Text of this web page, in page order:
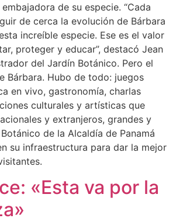
de su especie. “Cada
de cerca la evolución de Bárbara
increíble especie. Ese es el valor
proteger y educar”, destacó Jean
del Jardín Botánico. Pero el
Bárbara. Hubo de todo: juegos
en vivo, gastronomía, charlas
culturales y artísticas que
y extranjeros, grandes y
de la Alcaldía de Panamá
su infraestructura para dar la mejor
«Esta va por la